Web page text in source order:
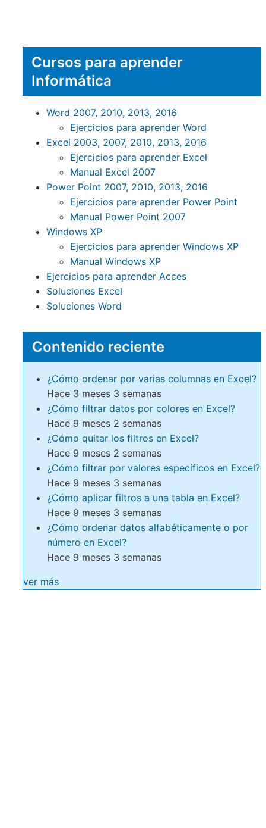
Cursos para aprender
Informática
Word 2007, 2010, 2013, 2016
Ejercicios para aprender Word
Excel 2003, 2007, 2010, 2013, 2016
Ejercicios para aprender Excel
Manual Excel 2007
Power Point 2007, 2010, 2013, 2016
Ejercicios para aprender Power Point
Manual Power Point 2007
Windows XP
Ejercicios para aprender Windows XP
Manual Windows XP
Ejercicios para aprender Acces
Soluciones Excel
Soluciones Word
Contenido reciente
¿Cómo ordenar por varias columnas en Excel?
Hace 3 meses 3 semanas
¿Cómo filtrar datos por colores en Excel?
Hace 9 meses 2 semanas
¿Cómo quitar los filtros en Excel?
Hace 9 meses 2 semanas
¿Cómo filtrar por valores específicos en Excel?
Hace 9 meses 3 semanas
¿Cómo aplicar filtros a una tabla en Excel?
Hace 9 meses 3 semanas
¿Cómo ordenar datos alfabéticamente o por
número en Excel?
Hace 9 meses 3 semanas
ver más